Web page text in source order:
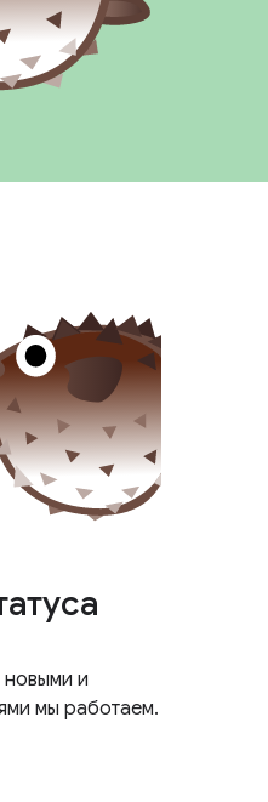
новыми и
мы работаем.